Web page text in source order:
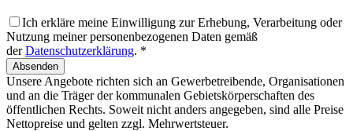
Ich erkläre meine Einwilligung zur Erhebung, Verarbeitung oder
Nutzung meiner personenbezogenen Daten gemäß
derDatenschutzerklärung. *
Absenden
Unsere Angebote richten sich an Gewerbetreibende, Organisationen
und an die Träger der kommunalen Gebietskörperschaften des
öffentlichen Rechts. Soweit nicht anders angegeben, sind alle Preise
Nettopreise und gelten zzgl. Mehrwertsteuer.